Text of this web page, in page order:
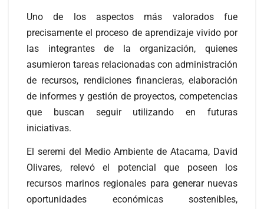
Uno de los aspectos más valorados fue
precisamente el proceso de aprendizaje vivido por
las integrantes de la organización, quienes
asumieron tareas relacionadas con administración
de recursos, rendiciones financieras, elaboración
de informes y gestión de proyectos, competencias
que buscan seguir utilizando en futuras
iniciativas.
El seremi del Medio Ambiente de Atacama, David
Olivares, relevó el potencial que poseen los
recursos marinos regionales para generar nuevas
oportunidades económicas sostenibles,